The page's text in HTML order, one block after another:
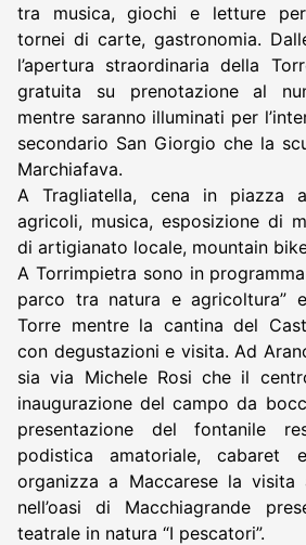
tra musica, giochi e letture
tornei di carte, gastronomia.
l’apertura straordinaria della
gratuita su prenotazione al
mentre saranno illuminati per
secondario San Giorgio che la
Marchiafava.
A Tragliatella, cena in piazza
agricoli, musica, esposizione di
di artigianato locale, mountain
A Torrimpietra sono in
parco tra natura e agricoltura”
Torre mentre la cantina del
con degustazioni e visita. Ad
sia via Michele Rosi che il
inaugurazione del campo da
presentazione del fontanile
podistica amatoriale, cabaret
organizza a Maccarese la visita
nell’oasi di Macchiagrande
teatrale in natura “I pescatori”.